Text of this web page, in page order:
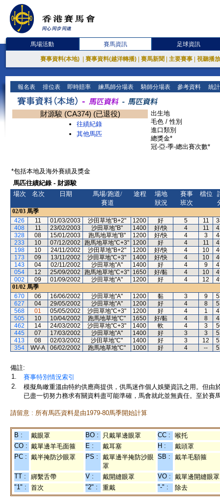
馬場活動 賽馬資訊 足球資訊
賽事資料(本地) 賽事資料(越洋轉播) 賽馬新聞 主要賽事 視聽播
報名表 排位表 即時賠率 練馬師分場表 騎師分場表 參考資料 統
財源駿 (CA374) (已退役)
往績紀錄
其他馬匹
出生地
毛色 / 性別
進口類別
總獎金*
冠-亞-季-總出賽次數*
*包括本地及海外賽績及獎金
馬匹往績紀錄 - 財源駿
場次
名次 日期
馬場/跑道/
賽道
途程
場地
狀況
賽事
班次
檔位
02/03 馬季
426
11 01/03/2003 沙田草地"B+2" 1200 好 5 11
408
11 23/02/2003 沙田草地"B" 1400 好/快 4 11
328
08 15/01/2003 跑馬地草地"B" 1200 好/快 4 3
233
10 07/12/2002 跑馬地草地"C+3" 1200 好 4 11
198
10 24/11/2002 沙田草地"B+2" 1200 好/快 4 10
173
09 13/11/2002 沙田草地"C+3" 1400 好/快 4 10
143
04 02/11/2002 沙田草地"A" 1400 好 4 9
054
12 25/09/2002 跑馬地草地"C+3" 1650 好/黏 4 10
002
09 01/09/2002 沙田草地"A" 1200 好 4 12
01/02 馬季
670
06 16/06/2002 沙田草地"A" 1200 黏 3 9
627
04 29/05/2002 沙田草地"A" 1200 好 4 8
568
01 05/05/2002 沙田草地"C+3" 1200 好 4 1
505
10 10/04/2002 跑馬地草地"C" 1650 好/黏 4 8
462
14 24/03/2002 沙田草地"C+3" 1400 軟 4 3
445
07 17/03/2002 沙田草地"A" 1400 好 3 3
413
08 02/03/2002 沙田草地"C" 1400 好 3 12
354
WV-A 06/02/2002 跑馬地草地"C" 1000 好 4 --
備註:
1.
賽事特別情況索引
2.
模擬鳥瞰重溫由特約供應商提供，供馬迷作個人娛樂資訊之用。但
已盡一切努力務求有關資料盡可能準確，馬會就此並無責任。至於賽
請留意 : 所有馬匹資料是由1979-80馬季開始計算
B : 戴眼罩 BO : 只戴單邊眼罩 CC :
喉托
CO : 戴單邊羊毛面箍 E : 戴耳塞 H :
戴頭罩
PC : 戴半掩防沙眼罩 PS :
戴單邊半掩防沙眼
罩
SB : 戴羊毛額箍
TT : 綁繫舌帶 V : 戴開縫眼罩 VO : 戴單邊開縫眼罩
"1" :
首次 "2" : 重戴 "-" : 除去